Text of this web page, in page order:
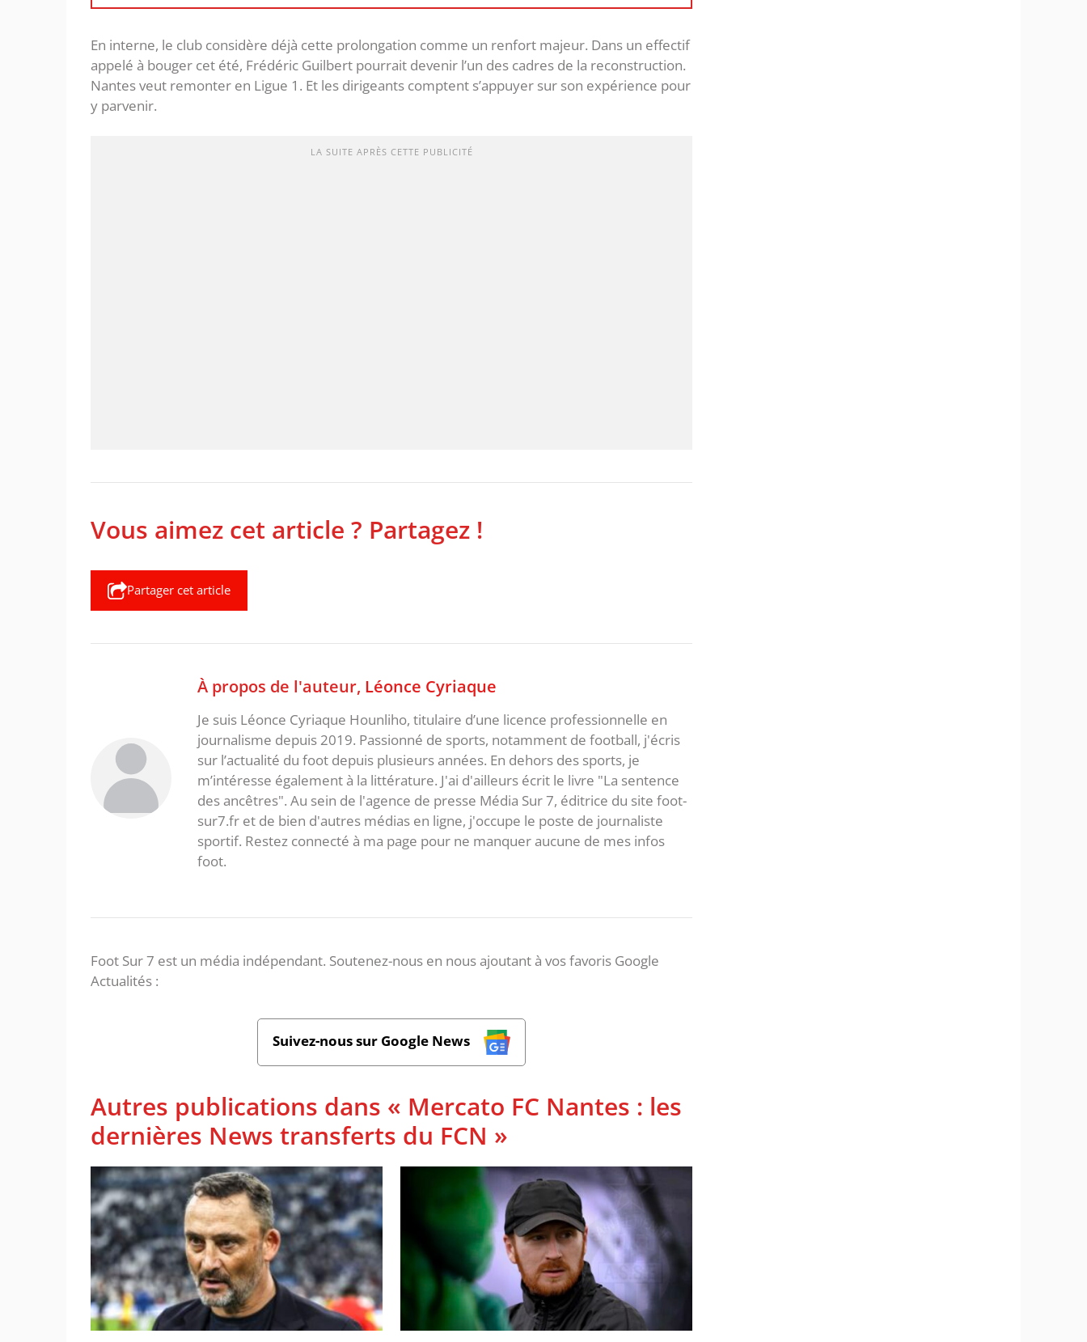
En interne, le club considère déjà cette prolongation comme un renfort majeur. Dans un effectif
appelé à bouger cet été, Frédéric Guilbert pourrait devenir l’un des cadres de la reconstruction.
Nantes veut remonter en Ligue 1. Et les dirigeants comptent s’appuyer sur son expérience pour
y parvenir.
LA SUITE APRÈS CETTE PUBLICITÉ
Vous aimez cet article ? Partagez !
Partager cet article
À propos de l'auteur, Léonce Cyriaque
Je suis Léonce Cyriaque Hounliho, titulaire d’une licence professionnelle en
journalisme depuis 2019. Passionné de sports, notamment de football, j'écris
sur l’actualité du foot depuis plusieurs années. En dehors des sports, je
m’intéresse également à la littérature. J'ai d'ailleurs écrit le livre "La sentence
des ancêtres". Au sein de l'agence de presse Média Sur 7, éditrice du site foot-
sur7.fr et de bien d'autres médias en ligne, j'occupe le poste de journaliste
sportif. Restez connecté à ma page pour ne manquer aucune de mes infos
foot.
Foot Sur 7 est un média indépendant. Soutenez-nous en nous ajoutant à vos favoris Google
Actualités :
Suivez-nous sur Google News
Autres publications dans « Mercato FC Nantes : les
dernières News transferts du FCN »